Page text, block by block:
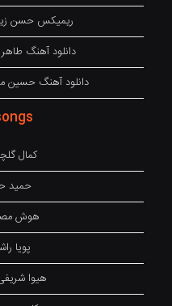
ریمیکس حسن
دانلود آهنگ طاهر
دانلود آهنگ حسین
کمال
حمید
هوش
پویا
هیوا